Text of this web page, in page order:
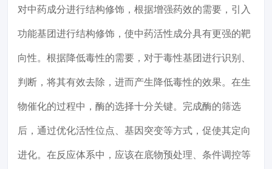
对中药成分进行结构修饰，根据增强药效的需要，引入
功能基团进行结构修饰，使中药活性成分具有更强的靶
向性。根据降低毒性的需要，对于毒性基团进行识别、
判断，将其有效去除，进而产生降低毒性的效果。在生
物催化的过程中，酶的选择十分关键。完成酶的筛选
后，通过优化活性位点、基因突变等方式，促使其定向
进化。在反应体系中，应该在底物预处理、条件调控等